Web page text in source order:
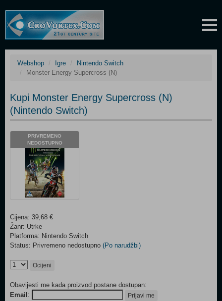
Webshop Igre
Nintendo Switch
Monster Energy Supercross (N)
Kupi Monster Energy Supercross (N)
(Nintendo Switch)
PRIVREMENO
NEDOSTUPNO
Cijena: 39,68 €
Žanr: Utrke
Platforma: Nintendo Switch
Status: Privremeno nedostupno (Po narudžbi)
Ocijeni
Obavijesti me kada proizvod postane dostupan:
Email : Prijavi me